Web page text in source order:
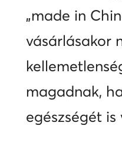
„made in
vásárlásakor
magadnak,
egészségét is